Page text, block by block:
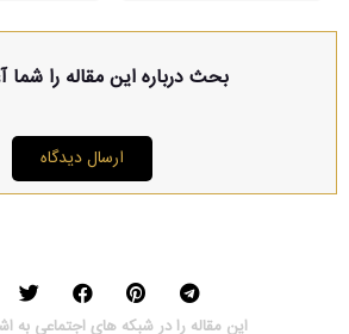
بحث درباره این مقاله را شما
ارسال دیدگاه
این مقاله را در شبکه های اجتماعی به